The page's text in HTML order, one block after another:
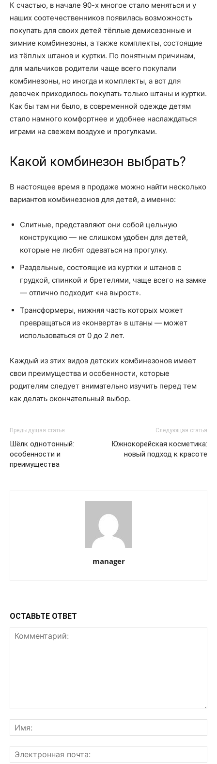
К счастью, в начале 90-х многое стало меняться и у
наших соотечественников появилась возможность
покупать для своих детей тёплые демисезонные и
зимние комбинезоны, а также комплекты, состоящие
из тёплых штанов и куртки. По понятным причинам,
для мальчиков родители чаще всего покупали
комбинезоны, но иногда и комплекты, а вот для
девочек приходилось покупать только штаны и куртки.
Как бы там ни было, в современной одежде детям
стало намного комфортнее и удобнее наслаждаться
играми на свежем воздухе и прогулками.
Какой комбинезон выбрать?
В настоящее время в продаже можно найти несколько
вариантов комбинезонов для детей, а именно:
Слитные, представляют они собой цельную
конструкцию — не слишком удобен для детей,
которые не любят одеваться на прогулку.
Раздельные, состоящие из куртки и штанов с
грудкой, спинкой и бретелями, чаще всего на замке
— отлично подходит «на вырост».
Трансформеры, нижняя часть которых может
превращаться из «конверта» в штаны — может
использоваться от 0 до 2 лет.
Каждый из этих видов детских комбинезонов имеет
свои преимущества и особенности, которые
родителям следует внимательно изучить перед тем
как делать окончательный выбор.
Предыдущая статья
Шёлк однотонный:
особенности и
преимущества
Следующая статья
Южнокорейская косметика:
новый подход к красоте
manager
ОСТАВЬТЕ ОТВЕТ